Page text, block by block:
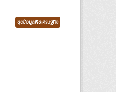
ชุดข้อมูลพืชเศรษฐกิจ